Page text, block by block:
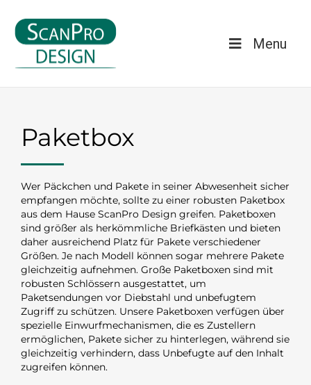
Menu
Paketbox
Wer Päckchen und Pakete in seiner Abwesenheit sicher
empfangen möchte, sollte zu einer robusten Paketbox
aus dem Hause ScanPro Design greifen. Paketboxen
sind größer als herkömmliche Briefkästen und bieten
daher ausreichend Platz für Pakete verschiedener
Größen. Je nach Modell können sogar mehrere Pakete
gleichzeitig aufnehmen. Große Paketboxen sind mit
robusten Schlössern ausgestattet, um
Paketsendungen vor Diebstahl und unbefugtem
Zugriff zu schützen. Unsere Paketboxen verfügen über
spezielle Einwurfmechanismen, die es Zustellern
ermöglichen, Pakete sicher zu hinterlegen, während sie
gleichzeitig verhindern, dass Unbefugte auf den Inhalt
zugreifen können.